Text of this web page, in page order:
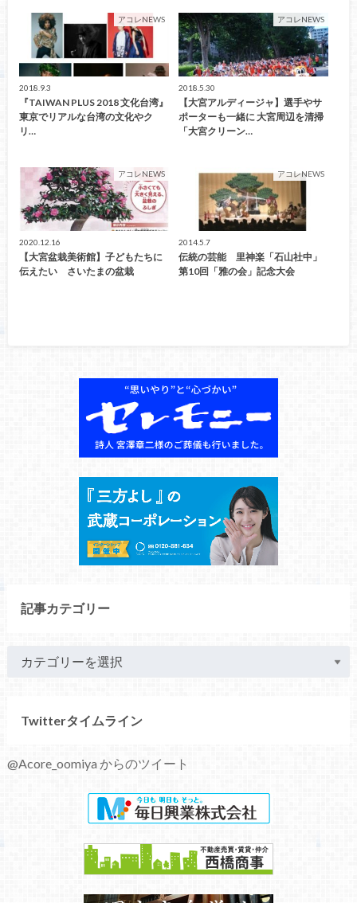
アコレNEWS
2018.9.3
『TAIWAN PLUS 2018 文化台湾』
東京でリアルな台湾の文化やク
リ…
アコレNEWS
2018.5.30
【大宮アルディージャ】選手やサ
ポーターも一緒に 大宮周辺を清掃
「大宮クリーン…
アコレNEWS
2020.12.16
【大宮盆栽美術館】子どもたちに
伝えたい さいたまの盆栽
アコレNEWS
2014.5.7
伝統の芸能 里神楽「石山社中」
第10回「雅の会」記念大会
記事カテゴリー
Twitterタイムライン
@Acore_oomiya からのツイート